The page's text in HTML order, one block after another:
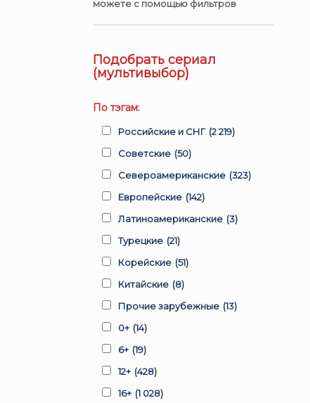
можете с помощью фильтров
Подобрать сериал
(мультивыбор)
По тэгам:
Российские и СНГ (2 219)
Советские (50)
Североамериканские (323)
Европейские (142)
Латиноамериканские (3)
Турецкие (21)
Корейские (51)
Китайские (8)
Прочие зарубежные (13)
0+ (14)
6+ (19)
12+ (428)
16+ (1 028)